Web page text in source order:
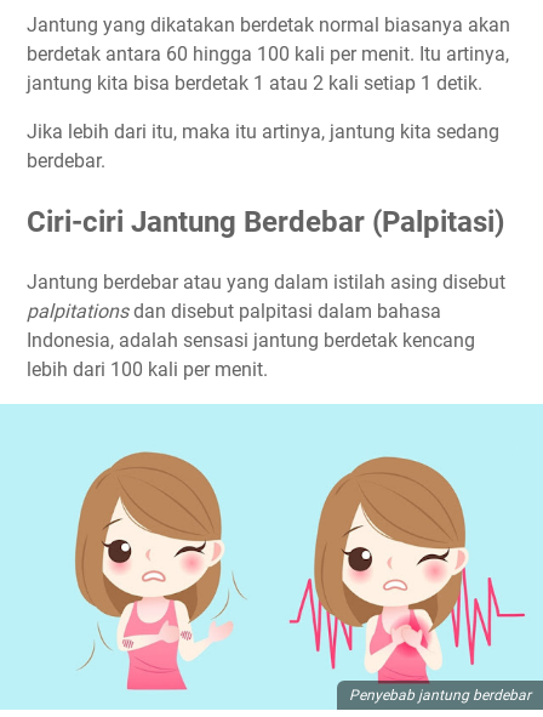
Jantung yang dikatakan berdetak normal biasanya akan
berdetak antara 60 hingga 100 kali per menit. Itu artinya,
jantung kita bisa berdetak 1 atau 2 kali setiap 1 detik.
Jika lebih dari itu, maka itu artinya, jantung kita sedang
berdebar.
Ciri-ciri Jantung Berdebar (Palpitasi)
Jantung berdebar atau yang dalam istilah asing disebut
palpitationsdan disebut palpitasi dalam bahasa
Indonesia, adalah sensasi jantung berdetak kencang
lebih dari 100 kali per menit.
Penyebab jantung berdebar